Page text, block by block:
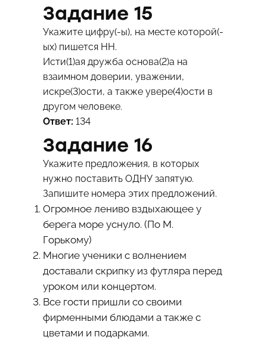
Задание 15
Укажите цифру(-ы), на месте которой(-
ых) пишется НН.
Исти(1)ая дружба основа(2)а на
взаимном доверии, уважении,
искре(3)ости, а также увере(4)ости в
другом человеке.
Ответ: 134
Задание 16
Укажите предложения, в которых
нужно поставить ОДНУ запятую.
Запишите номера этих предложений.
Огромное лениво вздыхающее у
берега море уснуло. (По М.
Горькому)
Многие ученики с волнением
доставали скрипку из футляра перед
уроком или концертом.
Все гости пришли со своими
фирменными блюдами а также с
цветами и подарками.